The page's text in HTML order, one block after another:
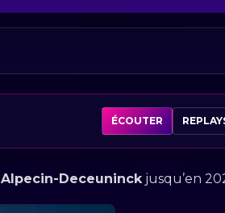
ÉCOUTER
Alpecin-Deceuninck jusqu’en